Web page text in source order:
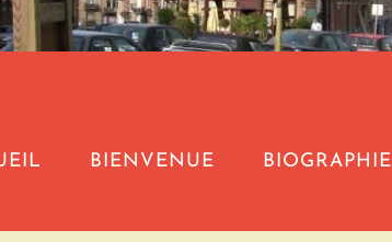
BIENVENUE BIOGRAPHIE